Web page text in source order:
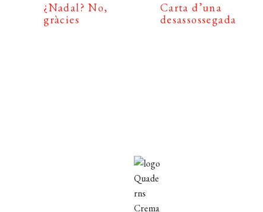
¿Nadal? No,
gràcies
Carta d’una
desassossegada